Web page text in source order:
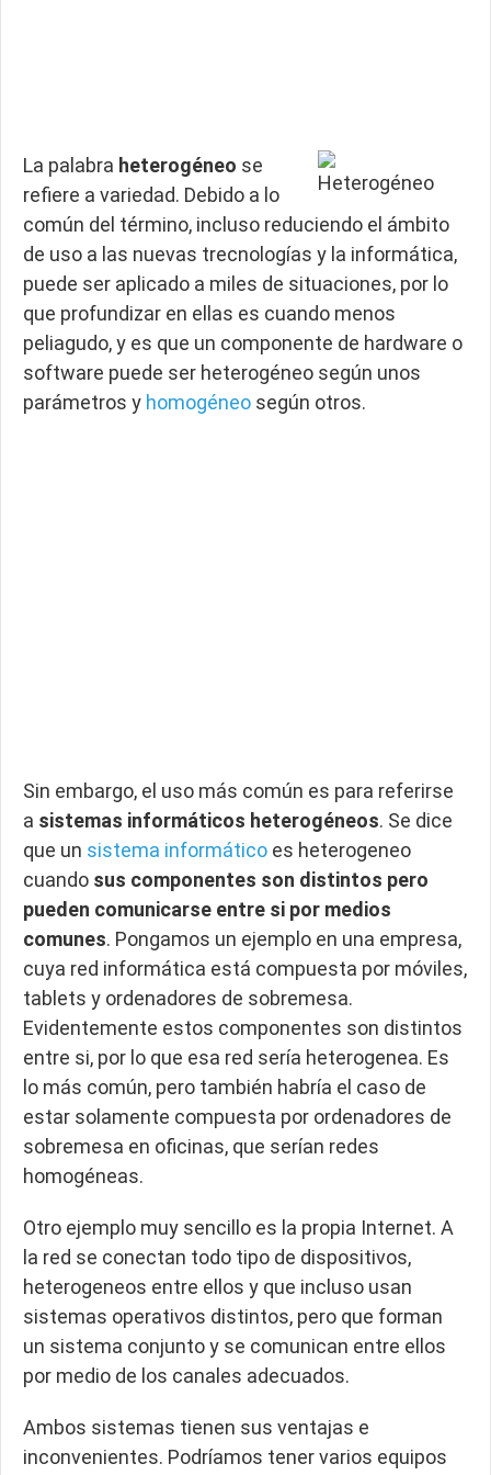
La palabra heterogéneo se
refiere a variedad. Debido a lo
común del término, incluso reduciendo el ámbito
de uso a las nuevas trecnologías y la informática,
puede ser aplicado a miles de situaciones, por lo
que profundizar en ellas es cuando menos
peliagudo, y es que un componente de hardware o
software puede ser heterogéneo según unos
parámetros y homogéneo según otros.
Sin embargo, el uso más común es para referirse
a sistemas informáticos heterogéneos. Se dice
que un sistema informático es heterogeneo
cuando sus componentes son distintos pero
pueden comunicarse entre si por medios
comunes. Pongamos un ejemplo en una empresa,
cuya red informática está compuesta por móviles,
tablets y ordenadores de sobremesa.
Evidentemente estos componentes son distintos
entre si, por lo que esa red sería heterogenea. Es
lo más común, pero también habría el caso de
estar solamente compuesta por ordenadores de
sobremesa en oficinas, que serían redes
homogéneas.
Otro ejemplo muy sencillo es la propia Internet. A
la red se conectan todo tipo de dispositivos,
heterogeneos entre ellos y que incluso usan
sistemas operativos distintos, pero que forman
un sistema conjunto y se comunican entre ellos
por medio de los canales adecuados.
Ambos sistemas tienen sus ventajas e
inconvenientes. Podríamos tener varios equipos